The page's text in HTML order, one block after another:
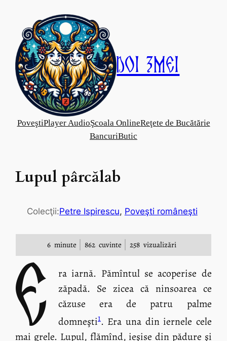
content
Doi Zmei
PoveştiPlayer AudioŞcoala OnlineReţete de Bucătărie
BancuriButic
Lupul pârcălab
Colecţii:Petre Ispirescu, Poveşti româneşti
6 minute 862 cuvinte 258 vizualizări
E
ra iarnă. Pămîntul se acoperise de
zăpadă. Se zicea că ninsoarea ce
căzuse era de patru palme
domneşti1. Era una din iernele cele
mai grele. Lupul, flămînd, ieşise din pădure şi